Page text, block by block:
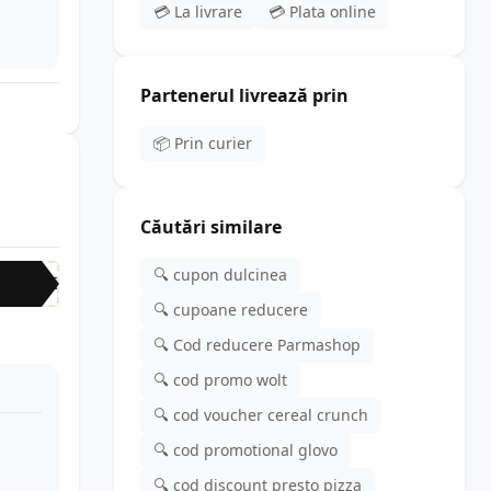
BIG
💳 La livrare 💳 Plata online
Partenerul livrează prin
📦 Prin curier
Căutări similare
🔍 cupon dulcinea
🔍 cupoane reducere
🔍 Cod reducere Parmashop
🔍 cod promo wolt
🔍 cod voucher cereal crunch
🔍 cod promotional glovo
🔍 cod discount presto pizza